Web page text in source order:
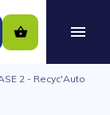
2 - Recyc'Auto